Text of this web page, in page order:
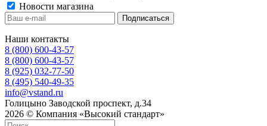
Новости магазина
Наши контакты
8 (800) 600-43-57
8 (800) 600-43-57
8 (925) 032-77-50
8 (495) 540-49-35
info@vstand.ru
Голицыно Заводской проспект, д.34
2026 © Компания «Высокий стандарт»